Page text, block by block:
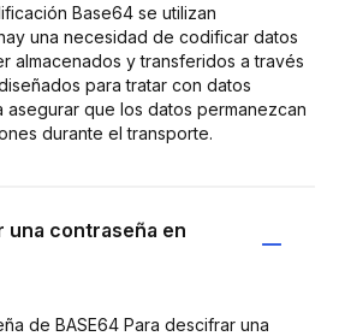
Base64 se utilizan
una necesidad de codificar datos
almacenados y transferidos a través
para tratar con datos
asegurar que los datos permanezcan
durante el transporte.
una contraseña en
de BASE64 Para descifrar una